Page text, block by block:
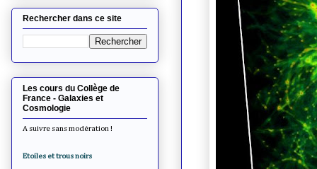
Rechercher dans ce site
Les cours du Collège de
France - Galaxies et
Cosmologie
A suivre sans modération !
Etoiles et trous noirs